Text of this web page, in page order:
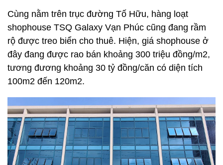
Cùng nằm trên trục đường Tố Hữu, hàng loạt
shophouse TSQ Galaxy Vạn Phúc cũng đang rầm
rộ được treo biển cho thuê. Hiện, giá shophouse ở
đây đang được rao bán khoảng 300 triệu đồng/m2,
tương đương khoảng 30 tỷ đồng/căn có diện tích
100m2 đến 120m2.